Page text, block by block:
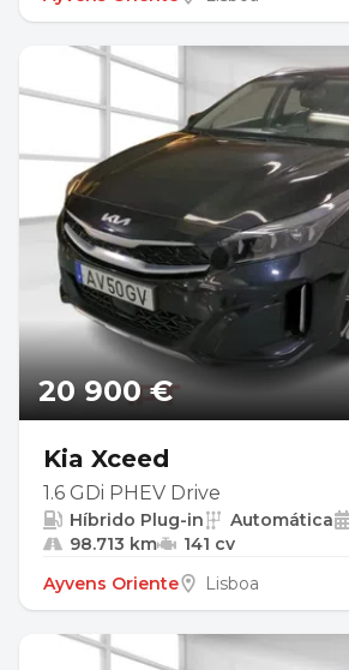
20 900 €
Kia Xceed
1.6 GDi PHEV Drive
Híbrido Plug-in Automática
98.713 km
141 cv
Ayvens Oriente
Lisboa